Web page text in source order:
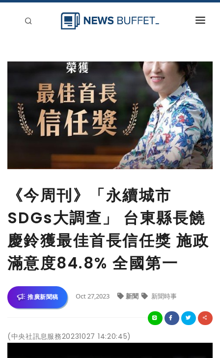
登入
刊登
《今周刊》「永續城市
SDGs大調查」 台東縣長饒
慶鈴獲最佳首長信任獎 施政
滿意度84.8% 全國第一
推廣新聞稿 Oct 27,2023 新聞 新聞時事
(中央社訊息服務20231027 14:20:45)